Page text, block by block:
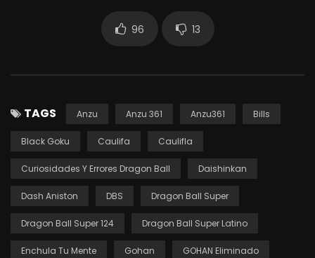
96 13
TAGS Anzu Anzu 361 Anzu361 Bills
Black Goku Caulifa Caulifla
Curiosidades Y Errores Dragon Ball Daishinkan
Dash Aniston DBS Dragon Ball Super
Dragon Ball Super 124 Dragon Ball Super Latino
Enchula Tu Mente Gohan GOHAN Eliminado